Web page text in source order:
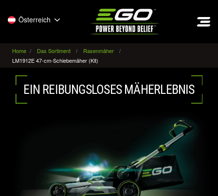
Österreich
Home Das Sortiment
Rasenmäher
LM1912E 47-cm-Schiebemäher (Kit)
EIN REIBUNGSLOSES MÄHERLEBNIS